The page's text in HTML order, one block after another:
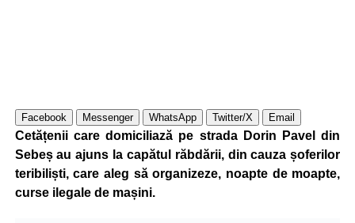
Facebook Messenger WhatsApp Twitter/X Email
Cetățenii care domiciliază pe strada Dorin Pavel din
Sebeș au ajuns la capătul răbdării, din cauza șoferilor
teribiliști, care aleg să organizeze, noapte de moapte,
curse ilegale de mașini.